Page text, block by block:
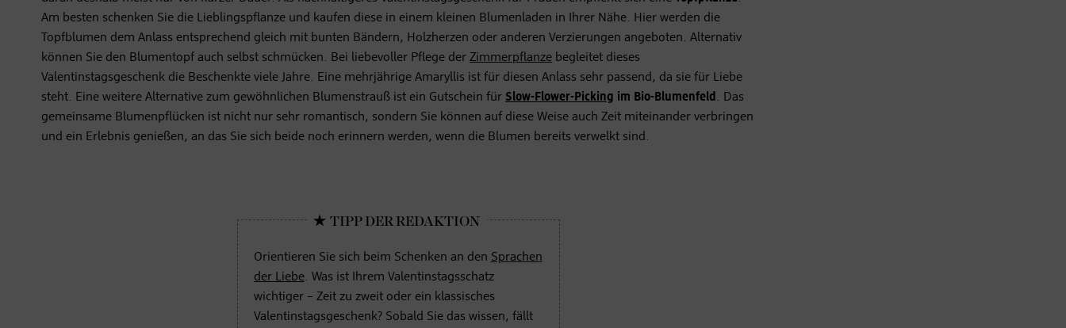
Am besten schenken Sie die Lieblingspflanze und kaufen diese in einem kleinen Blumenladen in Ihrer Nähe. Hier werden die
Topfblumen dem Anlass entsprechend gleich mit bunten Bändern, Holzherzen oder anderen Verzierungen angeboten. Alternativ
können Sie den Blumentopf auch selbst schmücken. Bei liebevoller Pflege der Zimmerpflanze begleitet dieses
Valentinstagsgeschenk die Beschenkte viele Jahre. Eine mehrjährige Amaryllis ist für diesen Anlass sehr passend, da sie für Liebe
steht. Eine weitere Alternative zum gewöhnlichen Blumenstrauß ist ein Gutschein für Slow-Flower-Picking im Bio-Blumenfeld . Das
gemeinsame Blumenpflücken ist nicht nur sehr romantisch, sondern Sie können auf diese Weise auch Zeit miteinander verbringen
und ein Erlebnis genießen, an das Sie sich beide noch erinnern werden, wenn die Blumen bereits verwelkt sind.
Orientieren Sie sich beim Schenken an den Sprachen
der Liebe. Was ist Ihrem Valentinstagsschatz
wichtiger – Zeit zu zweit oder ein klassisches
Valentinstagsgeschenk? Sobald Sie das wissen, fällt